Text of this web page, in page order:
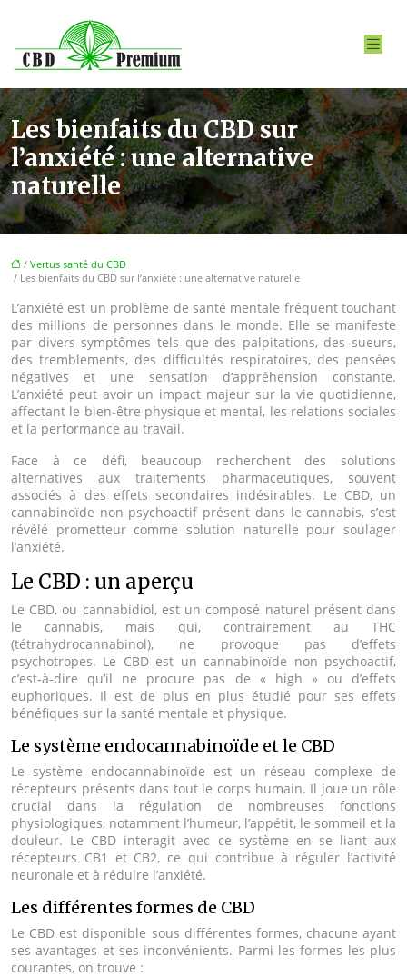
Les bienfaits du CBD sur
l’anxiété : une alternative
naturelle
/ Vertus santé du CBD
/ Les bienfaits du CBD sur l’anxiété : une alternative naturelle
L’anxiété est un problème de santé mentale fréquent touchant
des millions de personnes dans le monde. Elle se manifeste
par divers symptômes tels que des palpitations, des sueurs,
des tremblements, des difficultés respiratoires, des pensées
négatives et une sensation d’appréhension constante.
L’anxiété peut avoir un impact majeur sur la vie quotidienne,
affectant le bien-être physique et mental, les relations sociales
et la performance au travail.
Face à ce défi, beaucoup recherchent des solutions
alternatives aux traitements pharmaceutiques, souvent
associés à des effets secondaires indésirables. Le CBD, un
cannabinoïde non psychoactif présent dans le cannabis, s’est
révélé prometteur comme solution naturelle pour soulager
l’anxiété.
Le CBD : un aperçu
Le CBD, ou cannabidiol, est un composé naturel présent dans
le cannabis, mais qui, contrairement au THC
(tétrahydrocannabinol), ne provoque pas d’effets
psychotropes. Le CBD est un cannabinoïde non psychoactif,
c’est-à-dire qu’il ne procure pas de « high » ou d’effets
euphoriques. Il est de plus en plus étudié pour ses effets
bénéfiques sur la santé mentale et physique.
Le système endocannabinoïde et le CBD
Le système endocannabinoïde est un réseau complexe de
récepteurs présents dans tout le corps humain. Il joue un rôle
crucial dans la régulation de nombreuses fonctions
physiologiques, notamment l’humeur, l’appétit, le sommeil et la
douleur. Le CBD interagit avec ce système en se liant aux
récepteurs CB1 et CB2, ce qui contribue à réguler l’activité
neuronale et à réduire l’anxiété.
Les différentes formes de CBD
Le CBD est disponible sous différentes formes, chacune ayant
ses avantages et ses inconvénients. Parmi les formes les plus
courantes, on trouve :